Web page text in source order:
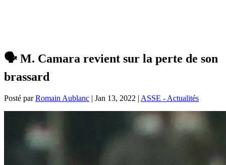
🗣 M. Camara revient sur la perte de son
brassard
Posté parRomain Aublanc | Jan 13, 2022 | ASSE - Actualités